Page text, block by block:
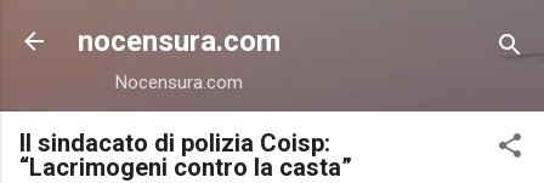
Passa ai contenuti principali
nocensura.com
Nocensura.com
Il sindacato di polizia Coisp:
“Lacrimogeni contro la casta”